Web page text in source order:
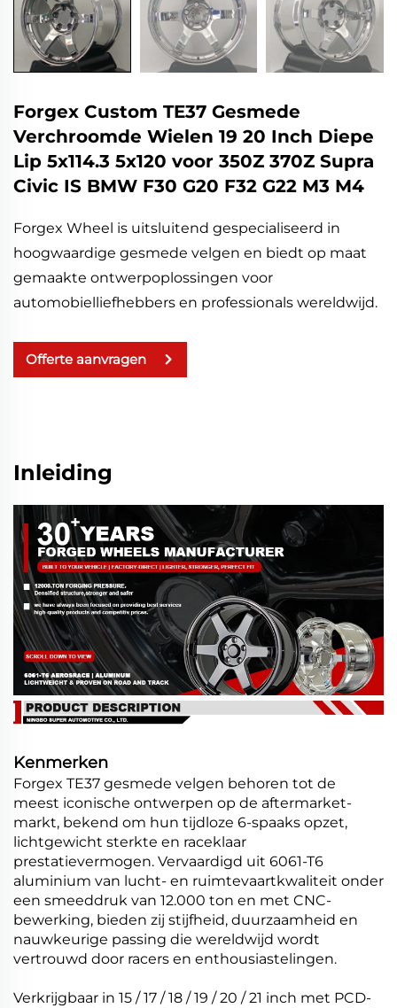
Forgex Custom TE37 Gesmede
Verchroomde Wielen 19 20 Inch Diepe
Lip 5x114.3 5x120 voor 350Z 370Z Supra
Civic IS BMW F30 G20 F32 G22 M3 M4
Forgex Wheel is uitsluitend gespecialiseerd in
hoogwaardige gesmede velgen en biedt op maat
gemaakte ontwerpoplossingen voor
automobielliefhebbers en professionals wereldwijd.
Offerte aanvragen
Inleiding
Kenmerken
Forgex TE37 gesmede velgen behoren tot de
meest iconische ontwerpen op de aftermarket-
markt, bekend om hun tijdloze 6-spaaks opzet,
lichtgewicht sterkte en raceklaar
prestatievermogen. Vervaardigd uit 6061-T6
aluminium van lucht- en ruimtevaartkwaliteit onder
een smeeddruk van 12.000 ton en met CNC-
bewerking, bieden zij stijfheid, duurzaamheid en
nauwkeurige passing die wereldwijd wordt
vertrouwd door racers en enthousiastelingen.
Verkrijgbaar in 15 / 17 / 18 / 19 / 20 / 21 inch met PCD-